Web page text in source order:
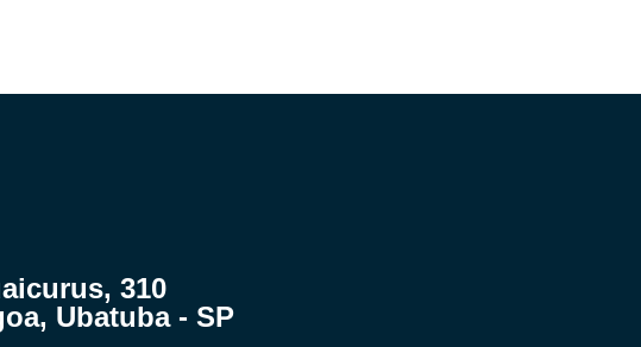
310
Ubatuba - SP